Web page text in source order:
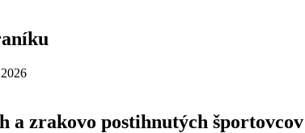
a zrakovo postihnutých športovcov